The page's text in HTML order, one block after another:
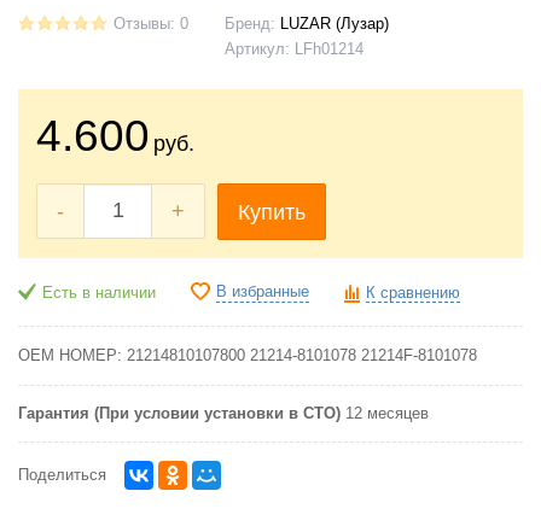
Отзывы: 0 Бренд: LUZAR (Лузар)
Артикул: LFh01214
4.600 руб.
- + Купить
Есть в наличии В избранные К сравнению
OEM НОМЕР: 21214810107800 21214-8101078 21214F-8101078
Гарантия (При условии установки в СТО) 12 месяцев
Поделиться